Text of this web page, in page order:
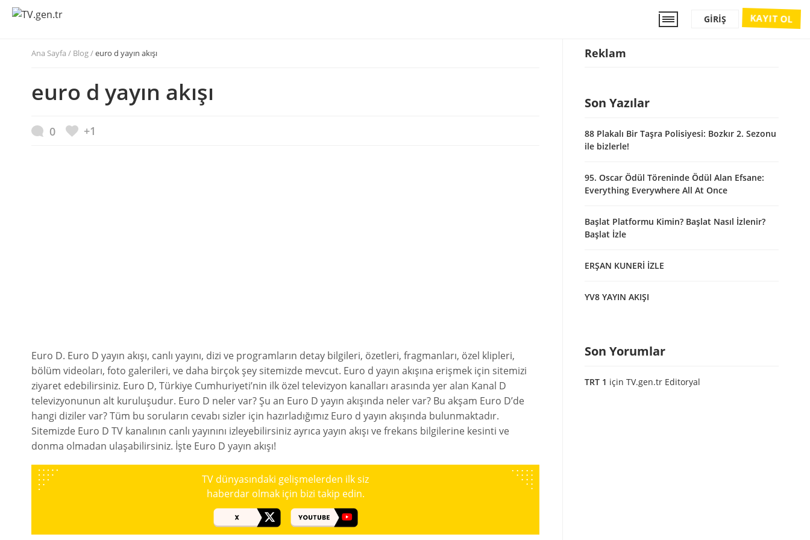
KAYIT OL
GIRIŞ
Ana Sayfa / Blog /euro d yayın akışı
euro d yayın akışı
0 +1
Euro D. Euro D yayın akışı, canlı yayını, dizi ve programların detay bilgileri, özetleri, fragmanları, özel klipleri,
bölüm videoları, foto galerileri, ve daha birçok şey sitemizde mevcut. Euro d yayın akışına erişmek için sitemizi
ziyaret edebilirsiniz. Euro D, Türkiye Cumhuriyeti’nin ilk özel televizyon kanalları arasında yer alan Kanal D
televizyonunun alt kuruluşudur. Euro D neler var? Şu an Euro D yayın akışında neler var? Bu akşam Euro D’de
hangi diziler var? Tüm bu soruların cevabı sizler için hazırladığımız Euro d yayın akışında bulunmaktadır.
Sitemizde Euro D TV kanalının canlı yayınını izleyebilirsiniz ayrıca yayın akışı ve frekans bilgilerine kesinti ve
donma olmadan ulaşabilirsiniz. İşte Euro D yayın akışı!
TV dünyasındaki gelişmelerden ilk siz
haberdar olmak için bizi takip edin.
Reklam
Son Yazılar
88 Plakalı Bir Taşra Polisiyesi: Bozkır 2. Sezonu
ile bizlerle!
95. Oscar Ödül Töreninde Ödül Alan Efsane:
Everything Everywhere All At Once
Başlat Platformu Kimin? Başlat Nasıl İzlenir?
Başlat İzle
ERŞAN KUNERİ İZLE
YV8 YAYIN AKIŞI
Son Yorumlar
TRT 1 için TV.gen.tr Editoryal